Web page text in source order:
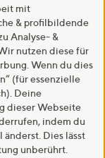
mit
& profilbildende
Analyse- &
nutzen diese für
Wenn du dies
(für essenzielle
Deine
dieser Webseite
indem du
Dies lässt
unberührt.